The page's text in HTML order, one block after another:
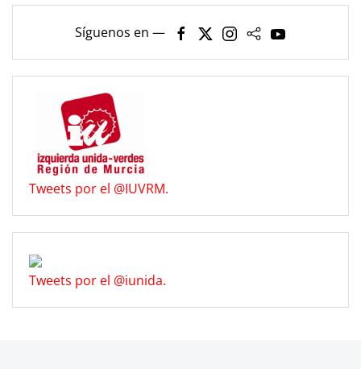
Síguenos en —
Tweets por el @IUVRM.
Tweets por el @iunida.